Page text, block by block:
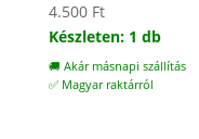
4.500 Ft
Készleten: 1 db
🚚 Akár másnapi szállítás
✅ Magyar raktárról